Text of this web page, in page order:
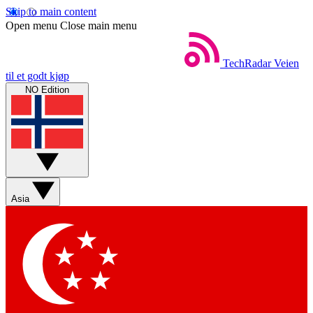
Skip to main content
Open menu Close main menu
TechRadar Veien
til et godt kjøp
NO Edition
Asia